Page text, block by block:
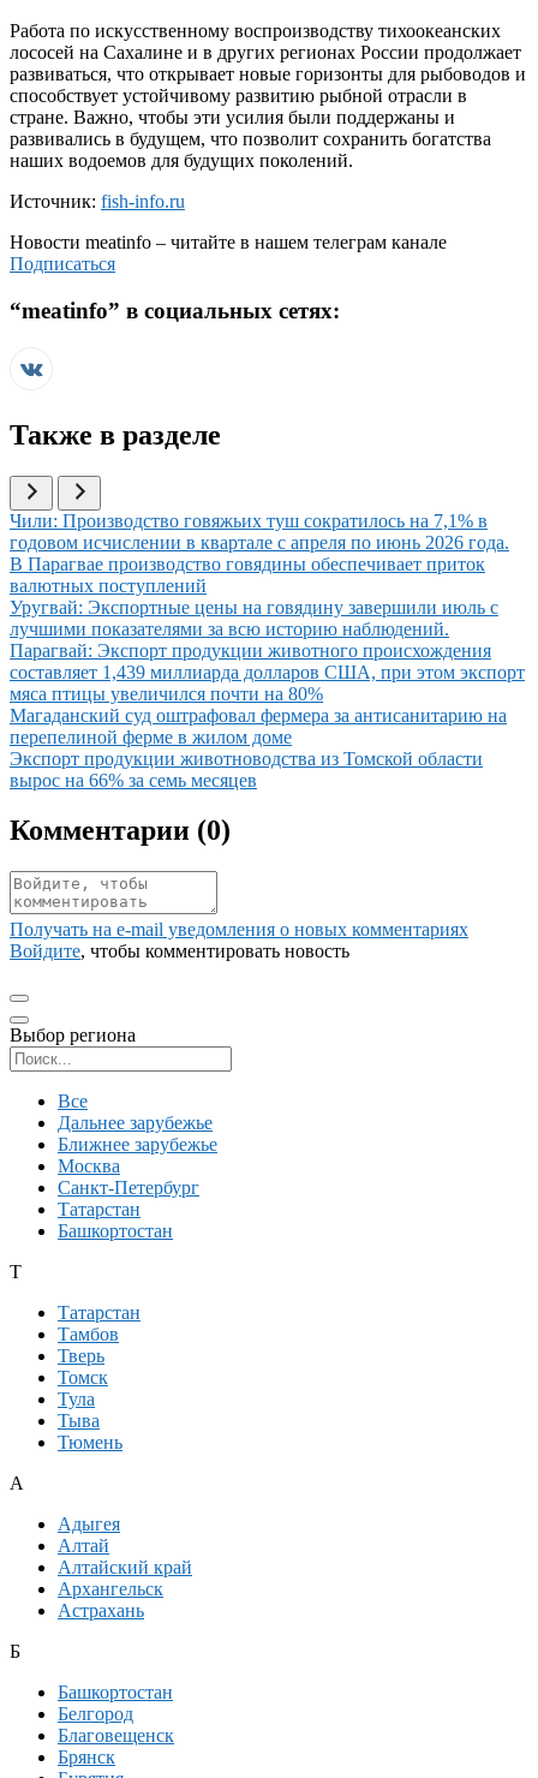
Работа по искусственному воспроизводству тихоокеанских
лососей на Сахалине и в других регионах России продолжает
развиваться, что открывает новые горизонты для рыбоводов и
способствует устойчивому развитию рыбной отрасли в
стране. Важно, чтобы эти усилия были поддержаны и
развивались в будущем, что позволит сохранить богатства
наших водоемов для будущих поколений.
Источник: fish-info.ru
Новости meatinfo – читайте в нашем телеграм канале
Подписаться
“meatinfo” в социальных сетях:
Также в разделе
Иллюстрация новости
Чили: Производство говяжьих туш сократилось на 7,1% в
годовом исчислении в квартале с апреля по июнь 2026 года.
Иллюстрация новости
В Парагвае производство говядины обеспечивает приток
валютных поступлений
Иллюстрация новости
Уругвай: Экспортные цены на говядину завершили июль с
лучшими показателями за всю историю наблюдений.
Иллюстрация новости
Парагвай: Экспорт продукции животного происхождения
составляет 1,439 миллиарда долларов США, при этом экспорт
мяса птицы увеличился почти на 80%
Иллюстрация новости
Магаданский суд оштрафовал фермера за антисанитарию на
перепелиной ферме в жилом доме
Иллюстрация новости
Экспорт продукции животноводства из Томской области
вырос на 66% за семь месяцев
Комментарии (0)
Получать на e‑mail уведомления о новых комментариях
Войдите, чтобы комментировать новость
Выбор региона
Все
Дальнее зарубежье
Ближнее зарубежье
Москва
Санкт-Петербург
Татарстан
Башкортостан
Т
Татарстан
Тамбов
Тверь
Томск
Тула
Тыва
Тюмень
А
Адыгея
Алтай
Алтайский край
Архангельск
Астрахань
Б
Башкортостан
Белгород
Благовещенск
Брянск